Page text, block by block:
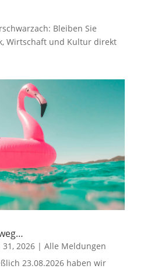
Bleiben Sie
Wirtschaft und Kultur direkt
31, 2026| Alle Meldungen
23.08.2026 haben wir